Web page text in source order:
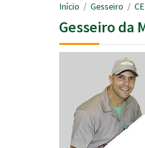
Início Gesseiro CE
Gesseiro da